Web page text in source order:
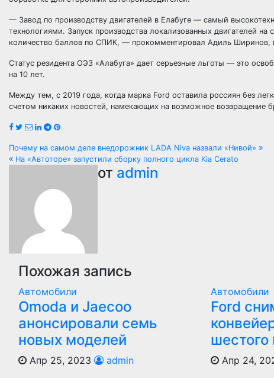
— Завод по производству двигателей в Елабуге — самый
технологиями. Запуск производства локализованных двигателей
количество баллов по СПИК, — прокомментировал Адиль Ширинов,
Статус резидента ОЭЗ «Алабуга» дает серьезные льготы — это
на 10 лет.
Между тем, с 2019 года, когда марка Ford оставила россиян без
счетом никаких новостей, намекающих на возможное возвращение
Навигация
записям
Почему на самом деле внедорожник LADA Niva назвали «Нивой»
На «Автоторе» запустили сборку полного цикла Kia Cerato
от admin
Похожая запись
Автомобили
Оmoda и Jaecoo
анонсировали семь
новых моделей
Апр 25, 2023 admin
Автомобили
Ford
шестого
Апр 24,